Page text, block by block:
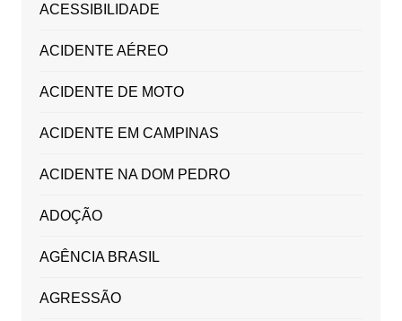
ACESSIBILIDADE
ACIDENTE AÉREO
ACIDENTE DE MOTO
ACIDENTE EM CAMPINAS
ACIDENTE NA DOM PEDRO
ADOÇÃO
AGÊNCIA BRASIL
AGRESSÃO